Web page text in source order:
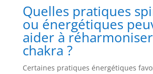
Quelles pratiques
ou énergétiques
aider à
chakra ?
Certaines pratiques énergétiques